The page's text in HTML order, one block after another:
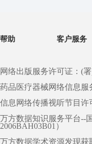
帮助 客户服务
网络出版服务许可证：(
药品医疗器械网络信息服
信息网络传播视听节目许
万方数据知识服务平台--
2006BAH03B01）
万方数据学术资源发现